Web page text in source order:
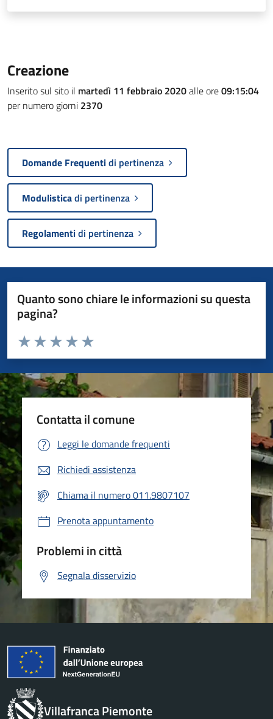
Creazione
Inserito sul sito il martedì 11 febbraio 2020alle ore09:15:04
per numero giorni 2370
Domande Frequentidi pertinenza
Modulisticadi pertinenza
Regolamentidi pertinenza
Quanto sono chiare le informazioni su questa
pagina?
Valuta da 1 a 5 stelle la pagina
Valuta 5 stelle su 5
Valuta 4 stelle su 5
Valuta 3 stelle su 5
Valuta 2 stelle su 5
Valuta 1 stelle su 5
Contatta il comune
Leggi le domande frequenti
Richiedi assistenza
Chiama il numero 011.9807107
Prenota appuntamento
Problemi in città
Segnala disservizio
Villafranca Piemonte